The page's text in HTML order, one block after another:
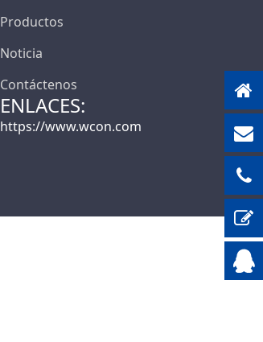
Productos
Noticia
Contáctenos
ENLACES:
https://www.wcon.com